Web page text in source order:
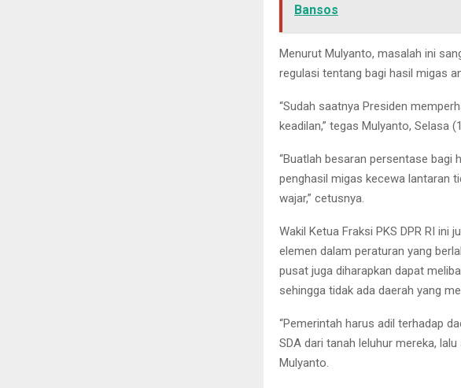
Bansos
Menurut Mulyanto, masalah ini
regulasi tentang bagi hasil migas
“Sudah saatnya Presiden
keadilan,” tegas Mulyanto, Selasa
“Buatlah besaran persentase bagi
penghasil migas kecewa lantaran
wajar,” cetusnya.
Wakil Ketua Fraksi PKS DPR RI
elemen dalam peraturan yang
pusat juga diharapkan dapat
sehingga tidak ada daerah yang
“Pemerintah harus adil terhadap
SDA dari tanah leluhur mereka,
Mulyanto.